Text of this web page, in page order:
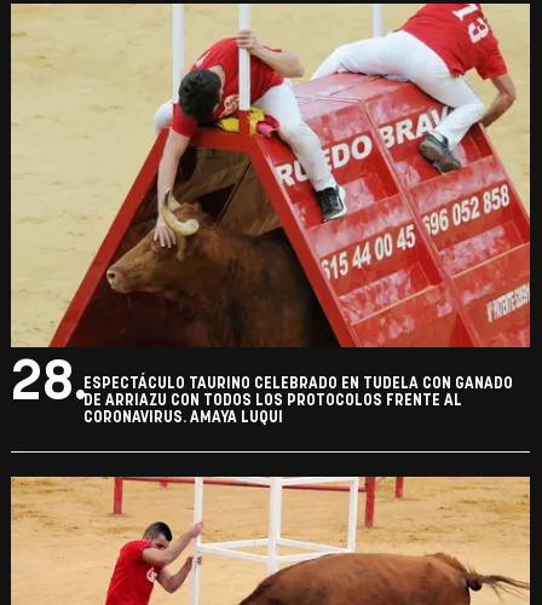
28.ESPECTÁCULO TAURINO CELEBRADO EN TUDELA CON GANADO
DE ARRIAZU CON TODOS LOS PROTOCOLOS FRENTE AL
CORONAVIRUS. AMAYA LUQUI